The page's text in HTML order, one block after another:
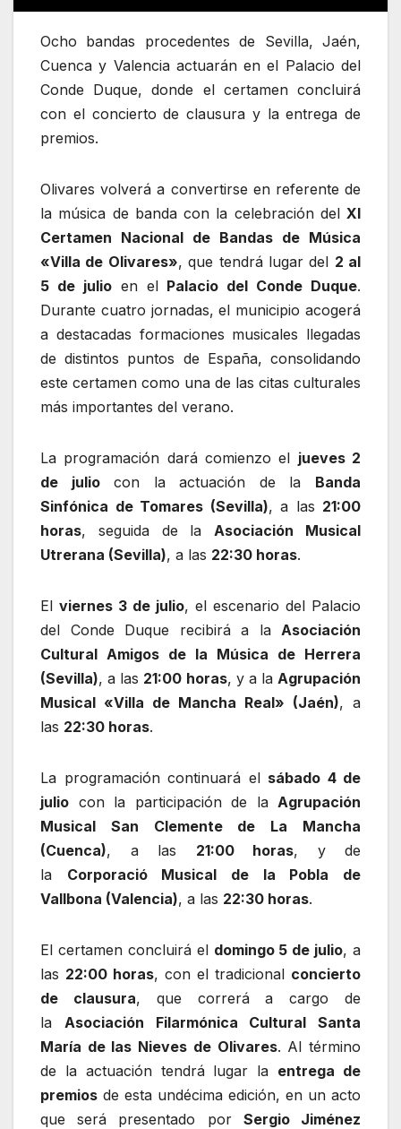
Ocho bandas procedentes de Sevilla, Jaén,
Cuenca y Valencia actuarán en el Palacio del
Conde Duque, donde el certamen concluirá
con el concierto de clausura y la entrega de
premios.
Olivares volverá a convertirse en referente de
la música de banda con la celebración del XI
Certamen Nacional de Bandas de Música
«Villa de Olivares», que tendrá lugar del 2 al
5 de julioen el Palacio del Conde Duque.
Durante cuatro jornadas, el municipio acogerá
a destacadas formaciones musicales llegadas
de distintos puntos de España, consolidando
este certamen como una de las citas culturales
más importantes del verano.
La programación dará comienzo el jueves 2
de juliocon la actuación de la Banda
Sinfónica de Tomares (Sevilla), a las 21:00
horas, seguida de la Asociación Musical
Utrerana (Sevilla), a las 22:30 horas.
El viernes 3 de julio, el escenario del Palacio
del Conde Duque recibirá a la Asociación
Cultural Amigos de la Música de Herrera
(Sevilla), a las 21:00 horas, y a la Agrupación
Musical «Villa de Mancha Real» (Jaén), a
las 22:30 horas.
La programación continuará el sábado 4 de
julio con la participación de la Agrupación
Musical San Clemente de La Mancha
(Cuenca), a las 21:00 horas, y de
la Corporació Musical de la Pobla de
Vallbona (Valencia), a las 22:30 horas.
El certamen concluirá el domingo 5 de julio, a
las 22:00 horas, con el tradicional concierto
de clausura, que correrá a cargo de
la Asociación Filarmónica Cultural Santa
María de las Nieves de Olivares. Al término
de la actuación tendrá lugar la entrega de
premios de esta undécima edición, en un acto
que será presentado por Sergio Jiménez